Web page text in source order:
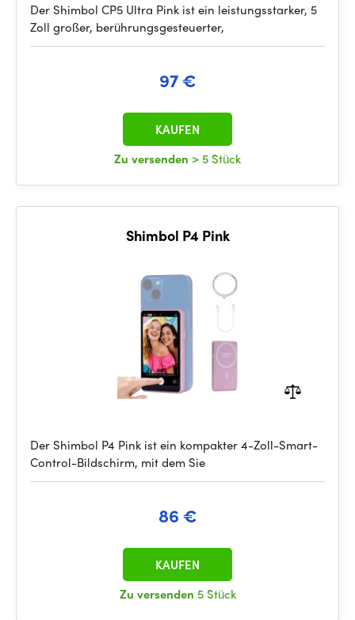
Der Shimbol CP5 Ultra Pink ist ein leistungsstarker, 5
Zoll großer, berührungsgesteuerter,
97 €
Zu versenden > 5 Stück
KAUFEN
Shimbol P4 Pink
Der Shimbol P4 Pink ist ein kompakter 4-Zoll-Smart-
Control-Bildschirm, mit dem Sie
86 €
Zu versenden 5 Stück
KAUFEN